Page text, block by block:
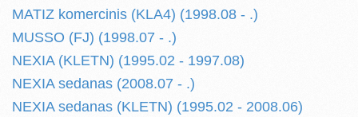
MATIZ komercinis (KLA4) (1998.08 - .)
MUSSO (FJ) (1998.07 - .)
NEXIA (KLETN) (1995.02 - 1997.08)
NEXIA sedanas (2008.07 - .)
NEXIA sedanas (KLETN) (1995.02 - 2008.06)